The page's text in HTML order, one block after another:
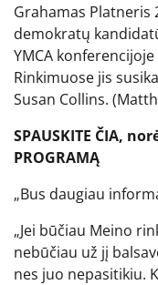
Grahamas Platneris
demokratų
YMCA
Rinkimuose jis
Susan Collins.
SPAUSKITE ČIA,
PROGRAMĄ
„Bus daugiau
„Jei būčiau Meino
nebūčiau už jį
nes juo nepasitikiu.